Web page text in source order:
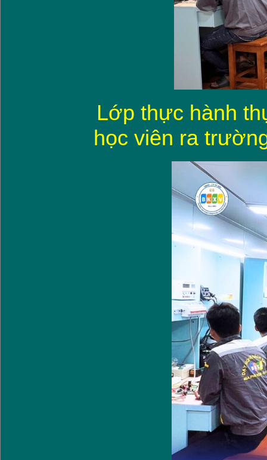
Lớp thực hành
học viên ra